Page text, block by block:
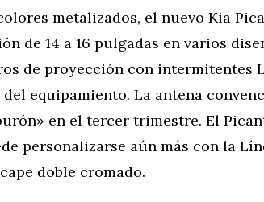
metalizados, el nuevo Kia
de 14 a 16 pulgadas en varios
de proyección con intermitentes
equipamiento. La antena
en el tercer trimestre. El
personalizarse aún más con la
doble cromado.